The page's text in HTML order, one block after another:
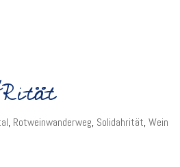
, Rotweinwanderweg, Solidahrität,Wein